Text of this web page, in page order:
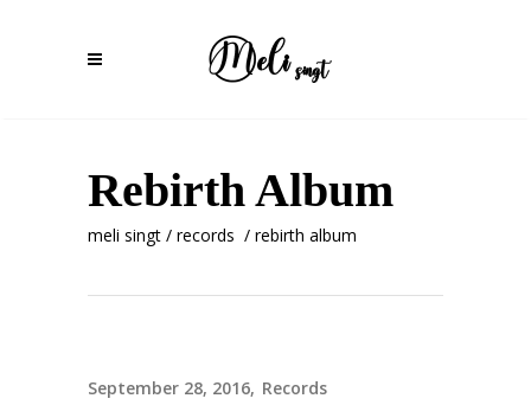
Rebirth Album
meli singt / records / rebirth album
September 28, 2016 Records